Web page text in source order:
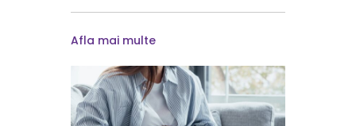
Afla mai multe